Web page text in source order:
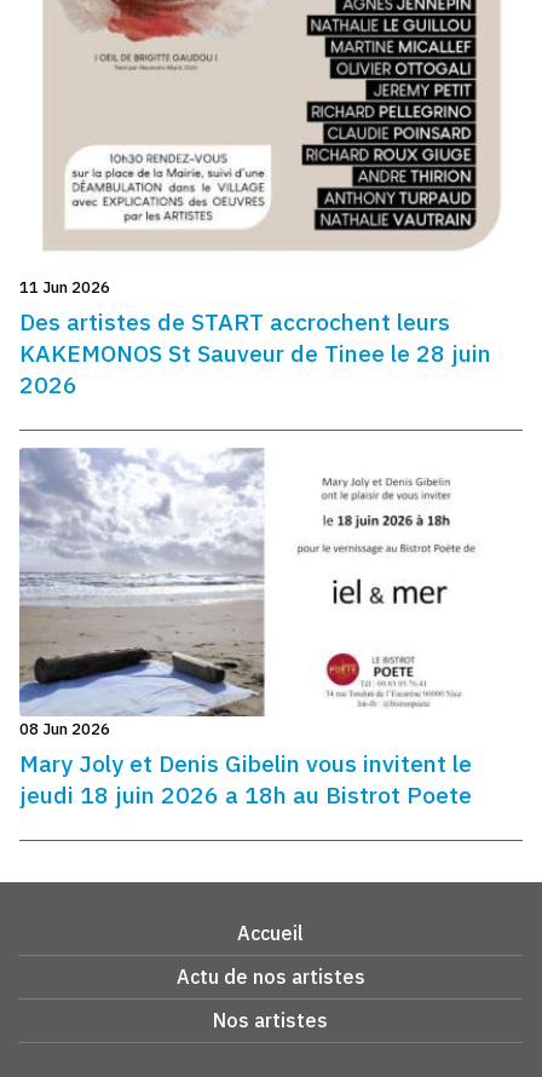
11 Jun 2026
Des artistes de START accrochent leurs
KAKEMONOS St Sauveur de Tinee le 28 juin
2026
08 Jun 2026
Mary Joly et Denis Gibelin vous invitent le
jeudi 18 juin 2026 a 18h au Bistrot Poete
Accueil
Actu de nos artistes
Nos artistes